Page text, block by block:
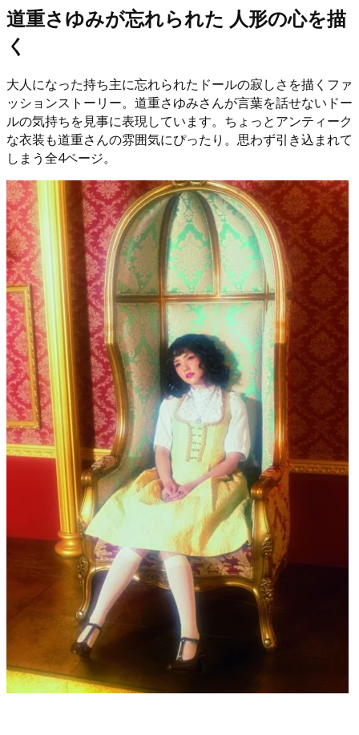
道重さゆみが忘れられた 人形の心を描
く
大人になった持ち主に忘れられたドールの寂しさを描くファ
ッションストーリー。道重さゆみさんが言葉を話せないドー
ルの気持ちを見事に表現しています。ちょっとアンティーク
な衣装も道重さんの雰囲気にぴったり。思わず引き込まれて
しまう全4ページ。